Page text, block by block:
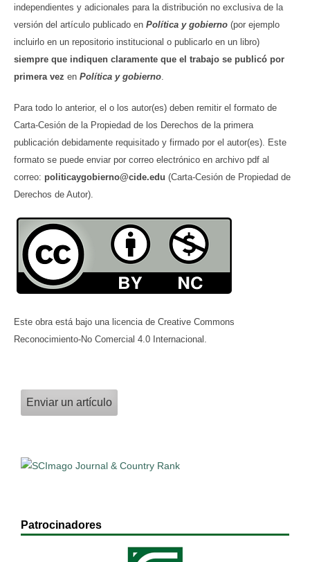
independientes y adicionales para la distribución no exclusiva de la
versión del artículo publicado en Política y gobierno (por ejemplo
incluirlo en un repositorio institucional o publicarlo en un libro)
siempre que indiquen claramente que el trabajo se publicó por
primera vez en Política y gobierno.
Para todo lo anterior, el o los autor(es) deben remitir el formato de
Carta-Cesión de la Propiedad de los Derechos de la primera
publicación debidamente requisitado y firmado por el autor(es). Este
formato se puede enviar por correo electrónico en archivo pdf al
correo: politicaygobierno@cide.edu (Carta-Cesión de Propiedad de
Derechos de Autor).
Este obra está bajo una licencia de Creative Commons
Reconocimiento-No Comercial 4.0 Internacional.
Enviar un artículo
Patrocinadores